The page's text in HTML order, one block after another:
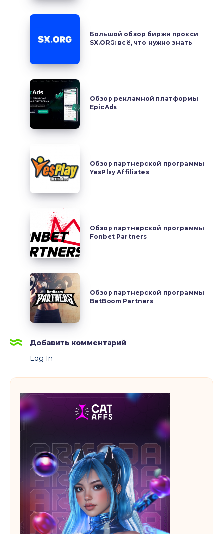
CLOAKING.HOUSE
Большой
биржи
SX.ORG:
всё,
что
нужно
Большой обзор биржи прокси
SX.ORG: всё, что нужно знать
Обзор
рекламной
платформы
EpicAds
Обзор рекламной платформы
EpicAds
партнерской
программы
Affiliates
Обзор партнерской программы
YesPlay Affiliates
Обзор
партнерской
программы
Fonbet
Partners
Обзор партнерской программы
Fonbet Partners
Обзор
партнерской
программы
BetBoom
Partners
Обзор партнерской программы
BetBoom Partners
Добавить комментарий
Log In